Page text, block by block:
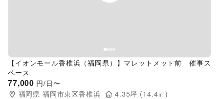
【イオンモール香椎浜（福岡県）】マレットメット前 催事ス
ペース
77,000 円/日〜
福岡県 福岡市東区香椎浜 4.35坪 (14.4㎡)